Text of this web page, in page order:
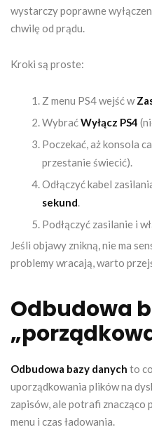
wystarczy poprawne
chwilę od prądu.
Kroki są proste:
Z menu PS4 wejść w
WybraćWyłącz PS4
Poczekać, aż konsola
przestanie świecić).
Odłączyć kabel
sekund
Podłączyć zasilanie i
Jeśli objawy znikną, nie ma
problemy wracają, warto
Odbudowa
Odbudowa bazy danych to
uporządkowania plików na
zapisów, ale potrafi znacząco
menu i czas ładowania.